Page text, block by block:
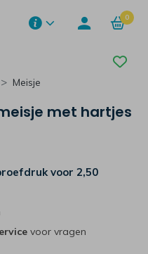
0
Meisje
met hartjes
voor 2,50
voor vragen